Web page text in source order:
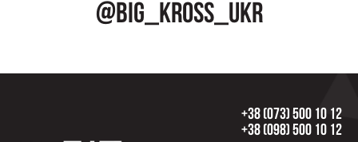
@big_kross_ukr
+38 (073) 500 10 12
+38 (098) 500 10 12